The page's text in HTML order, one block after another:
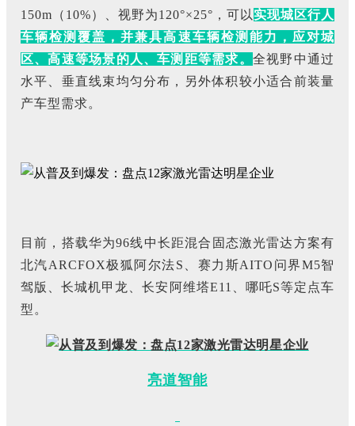
150m（10%）、视野为120°×25°，可以实现城区行人
车辆检测覆盖，并兼具高速车辆检测能力，应对城
区、高速等场景的人、车测距等需求。 全视野中通过
水平、垂直线束均匀分布，另外体积较小适合前装量
产车型需求。
目前，搭载华为96线中长距混合固态激光雷达方案有
北汽ARCFOX极狐阿尔法S、赛力斯AITO问界M5智
驾版、长城机甲龙、长安阿维塔E11、哪吒S等定点车
型。
亮道智能